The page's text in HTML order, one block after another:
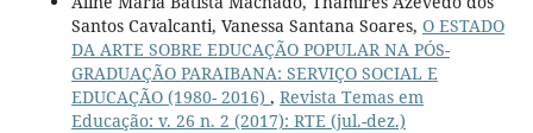
Santos Cavalcanti, Vanessa Santana Soares, O ESTADO
DA ARTE SOBRE EDUCAÇÃO POPULAR NA PÓS-
GRADUAÇÃO PARAIBANA: SERVIÇO SOCIAL E
EDUCAÇÃO (1980- 2016) , Revista Temas em
Educação: v. 26 n. 2 (2017): RTE (jul.-dez.)